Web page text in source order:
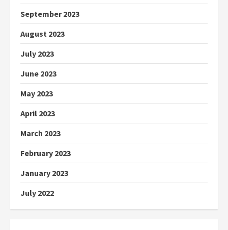
September 2023
August 2023
July 2023
June 2023
May 2023
April 2023
March 2023
February 2023
January 2023
July 2022